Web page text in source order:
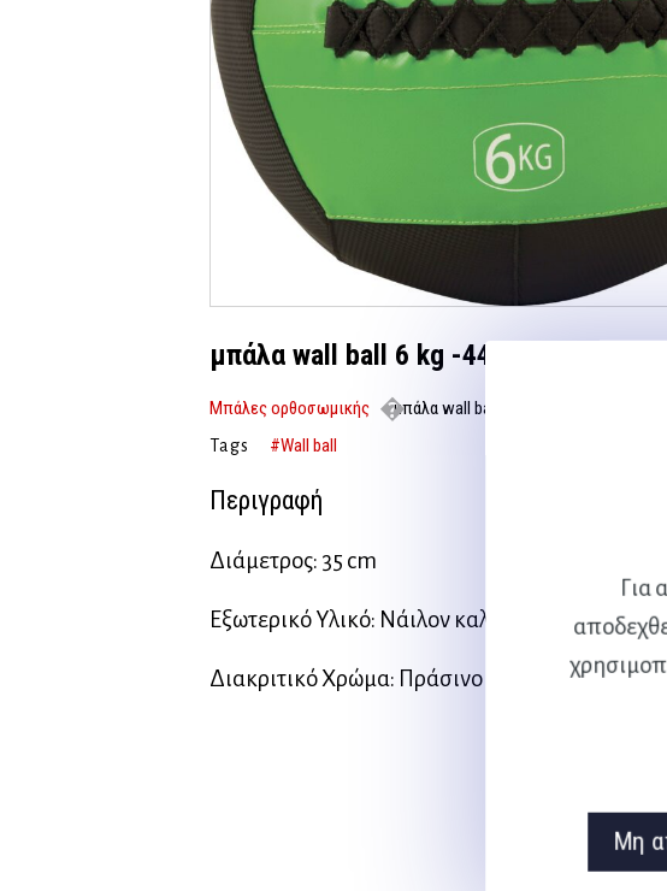
Για
Μη
μπάλα wall ball 6 kg -44692-
Μπάλες ορθοσωμικής μπάλα wall ball 6 kg -44692-
Tags #Wall ball
Περιγραφή
Διάμετρος: 35 cm
Εξωτερικό Υλικό: Νάιλον καλυμμένο με βινύλιο
Διακριτικό Χρώμα: Πράσινο